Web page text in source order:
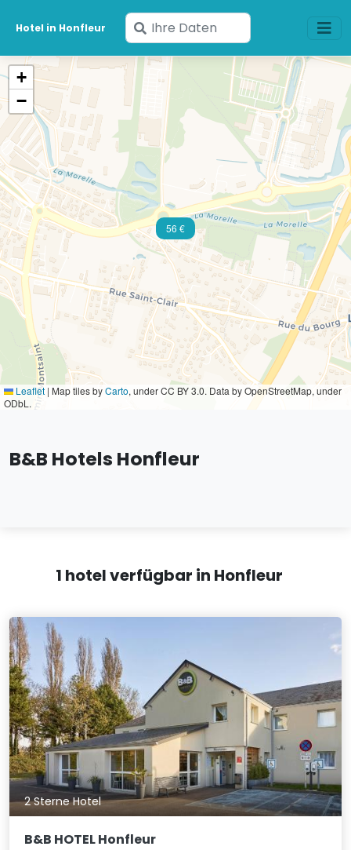
Hotel in Honfleur
Geben
Sie
Ihre
Daten
56 €
+
−
Leaflet | Map tiles byCarto, under CC BY 3.0. Data by OpenStreetMap, under
ODbL.
B&B Hotels Honfleur
1 hotel verfügbar in Honfleur
2 Sterne Hotel
B&B HOTEL Honfleur